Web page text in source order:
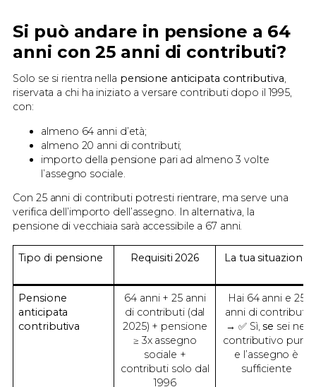
Si può andare in pensione a 64
anni con 25 anni di contributi?
Solo se si rientra nella pensione anticipata contributiva,
riservata a chi ha iniziato a versare contributi dopo il 1995,
con:
almeno 64 anni d’età;
almeno 20 anni di contributi;
importo della pensione pari ad almeno 3 volte
l’assegno sociale.
Con 25 anni di contributi potresti rientrare, ma serve una
verifica dell’importo dell’assegno. In alternativa, la
pensione di vecchiaia sarà accessibile a 67 anni.
Tipo di pensione Requisiti 2026 La tua situazione
Pensione
anticipata
contributiva
64 anni + 25 anni
di contributi (dal
2025) + pensione
≥ 3x assegno
sociale +
contributi solo dal
1996
Hai 64 anni e 25
anni di contributi
→ ✅ Sì,se sei nel
contributivo puro
e l’assegno è
sufficiente